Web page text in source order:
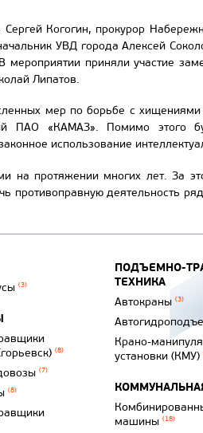
Когогин, прокурор
УВД города Алексей
приняли участие
Липатов.
мер по борьбе с
ПАО «КАМАЗ». Помимо этого
использование
на протяжении многих лет. За
противоправную деятельность
(3)
(8)
(7)
(8)
ПОДЪЕМНО-
ТЕХНИКА
Автокраны (3)
Крано-
установки (КМУ)
машины (18)